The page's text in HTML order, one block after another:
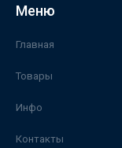
Меню
Главная
Товары
Инфо
Контакты